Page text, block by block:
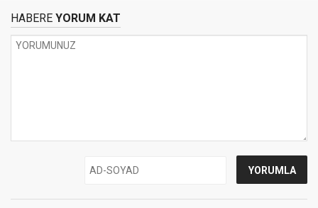
HABERE YORUM KAT